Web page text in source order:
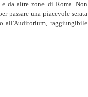
e da altre zone di Roma. Non
passare una piacevole serata
all'Auditorium, raggiungibile